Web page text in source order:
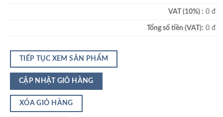
VAT (10%) : 0 đ
Tổng số tiền (VAT): 0 đ
TIẾP TỤC XEM SẢN PHẨM
XÓA GIỎ HÀNG